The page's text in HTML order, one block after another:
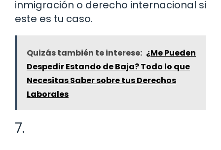
inmigración o derecho internacional si
este es tu caso.
Quizás también te interese: ¿Me Pueden
Despedir Estando de Baja? Todo lo que
Necesitas Saber sobre tus Derechos
Laborales
7.